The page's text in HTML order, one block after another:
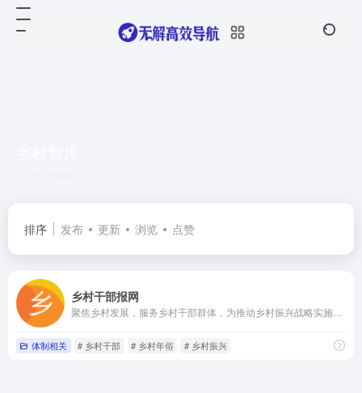
排序 发布 更新 浏览 点赞
乡村干部报网
体制相关 # 乡村干部 # 乡村年俗 # 乡村振兴